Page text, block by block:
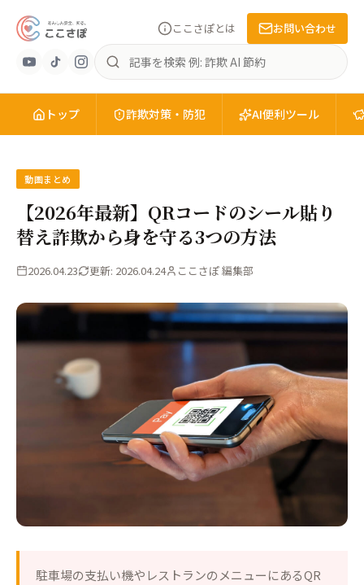
あ
ん
ん
全
知
る。
こ
さ
ぽ
記
事
を
索
ここさぽとは お問い合わせ
トップ 詐欺対策・防犯 AI便利ツール
動画まとめ
【2026年最新】QRコードのシール貼り
替え詐欺から身を守る3つの方法
2026.04.23 更新: 2026.04.24 ここさぽ 編集部
駐車場の支払い機やレストランのメニューにあるQR